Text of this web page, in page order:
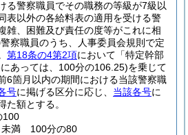
る警察職員でその職務の等級が7級以
表以外の各給料表の適用を受ける警
雑、困難及び責任の度等がこれに相
察職員のうち、人事委員会規則で定
第18条の4第2項において「特定幹部
にあっては、100分の106.25)を乗じて
6箇月以内の期間における当該警察職
号に掲げる区分に応じ、 当該各号に
た額とする。
未満 100分の80